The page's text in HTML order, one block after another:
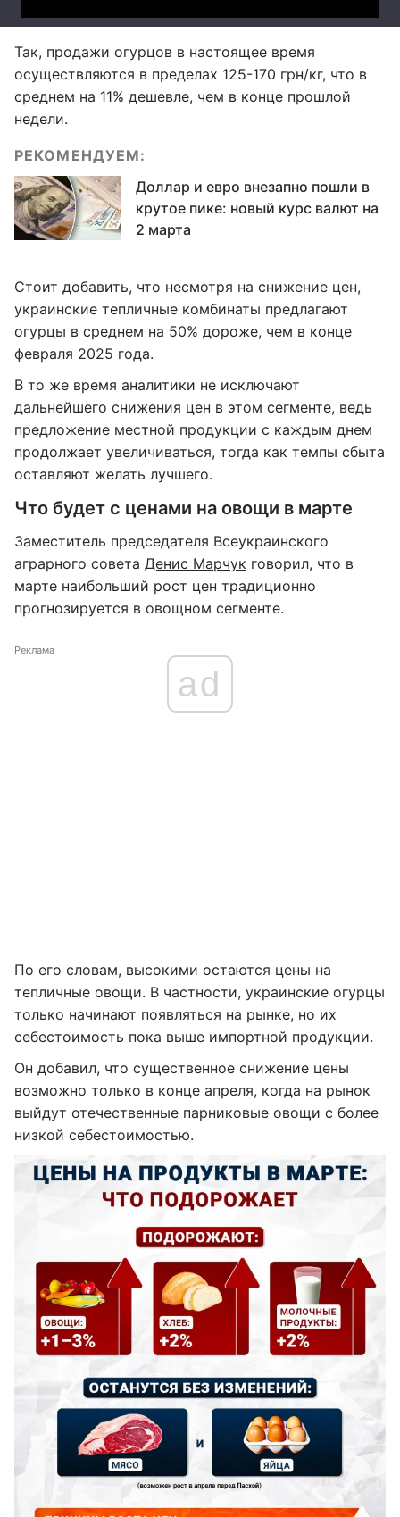
Так, продажи огурцов в настоящее время
осуществляются в пределах 125-170 грн/кг, что в
среднем на 11% дешевле, чем в конце прошлой
недели.
РЕКОМЕНДУЕМ:
Доллар и евро внезапно пошли в
крутое пике: новый курс валют на
2 марта
Стоит добавить, что несмотря на снижение цен,
украинские тепличные комбинаты предлагают
огурцы в среднем на 50% дороже, чем в конце
февраля 2025 года.
В то же время аналитики не исключают
дальнейшего снижения цен в этом сегменте, ведь
предложение местной продукции с каждым днем
продолжает увеличиваться, тогда как темпы сбыта
оставляют желать лучшего.
Что будет с ценами на овощи в марте
Заместитель председателя Всеукраинского
аграрного совета Денис Марчук говорил, что в
марте наибольший рост цен традиционно
прогнозируется в овощном сегменте.
Реклама
ad
По его словам, высокими остаются цены на
тепличные овощи. В частности, украинские огурцы
только начинают появляться на рынке, но их
себестоимость пока выше импортной продукции.
Он добавил, что существенное снижение цены
возможно только в конце апреля, когда на рынок
выйдут отечественные парниковые овощи с более
низкой себестоимостью.